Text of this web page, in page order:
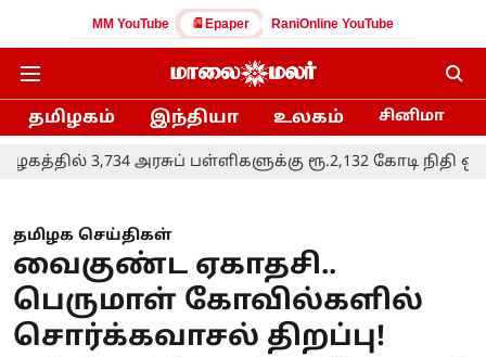
MM YouTube Epaper RaniOnline YouTube
தமிழகம் இந்தியா உலகம் சினிமா
அரசுப் பள்ளிகளுக்கு ரூ.2,132 கோடி நிதி ஒதுக்கீடு:
தமிழக செய்திகள்
வைகுண்ட ஏகாதசி..
பெருமாள் கோவில்களில்
சொர்க்கவாசல் திறப்பு!